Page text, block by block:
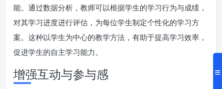
能。通过数据分析，教师可以根据学生的学习行为与成绩，
对其学习进度进行评估，为每位学生制定个性化的学习方
案。这种以学生为中心的教学方法，有助于提高学习效率，
促进学生的自主学习能力。
增强互动与参与感